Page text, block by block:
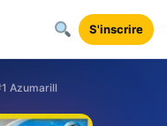
S'inscrire
Azumarill